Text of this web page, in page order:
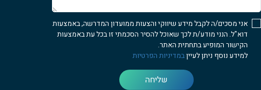
אני מסכים/ה לקבל מידע שיווקי והצעות ממועדון המדרשה, באמצעות
דוא"ל. הנני מודע/ת לכך שאוכל להסיר הסכמתי זו בכל עת באמצעות
הקישור המופיע בתחתית האתר.
למידע נוסף ניתן לעייןבמדיניות הפרטיות
שליחה